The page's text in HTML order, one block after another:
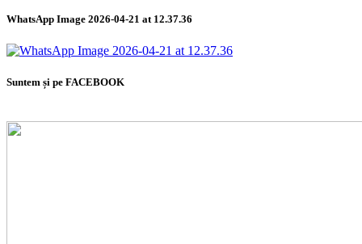
WhatsApp Image 2026-04-21 at 12.37.36
Suntem și pe FACEBOOK